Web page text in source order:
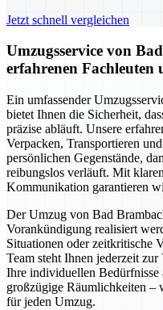
Jetzt schnell vergleichen
Umzugsservice von
erfahrenen
Ein umfassender
bietet Ihnen die Sicherheit,
präzise abläuft. Unsere
Verpacken, Transportieren
persönlichen Gegenstände,
reibungslos verläuft. Mit
Kommunikation garantieren
Der Umzug von Bad
Vorankündigung realisiert
Situationen oder zeitkritische
Team steht Ihnen jederzeit
Ihre individuellen
großzügige Räumlichkeiten –
für jeden Umzug.